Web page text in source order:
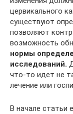
цервикального
существуют
позволяют
возможность
нормы
исследований.
что-то идет не
лечение или
В начале статьи